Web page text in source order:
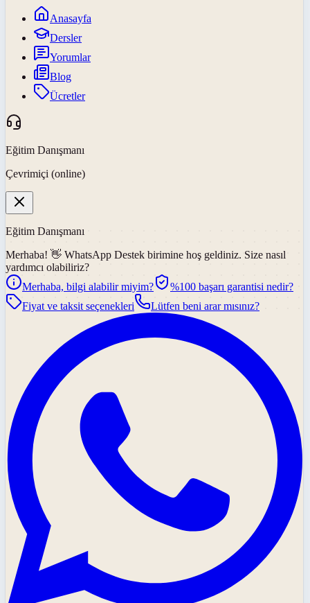
Anasayfa
Dersler
Yorumlar
Blog
Ücretler
Eğitim Danışmanı
Çevrimiçi (online)
Eğitim Danışmanı
Merhaba! 👋 WhatsApp Destek birimine hoş geldiniz. Size nasıl
yardımcı olabiliriz?
Merhaba, bilgi alabilir miyim?
%100 başarı garantisi nedir?
Fiyat ve taksit seçenekleri
Lütfen beni arar mısınız?